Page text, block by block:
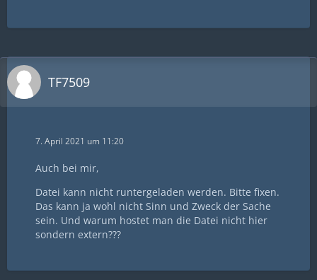
TF7509
7. April 2021 um 11:20
Auch bei mir,
Datei kann nicht runtergeladen werden. Bitte fixen.
Das kann ja wohl nicht Sinn und Zweck der Sache
sein. Und warum hostet man die Datei nicht hier
sondern extern???